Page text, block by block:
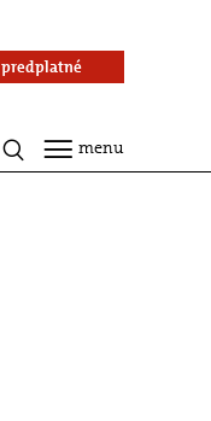
predplatné
menu